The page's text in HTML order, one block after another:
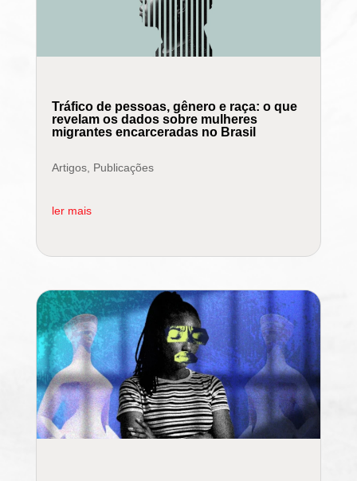
Tráfico de pessoas, gênero e raça: o que
revelam os dados sobre mulheres
migrantes encarceradas no Brasil
Artigos, Publicações
ler mais